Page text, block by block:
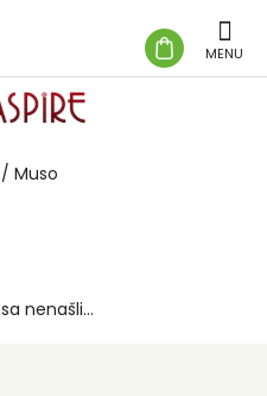
KOŠÍK
/ Muso
sa nenašli...